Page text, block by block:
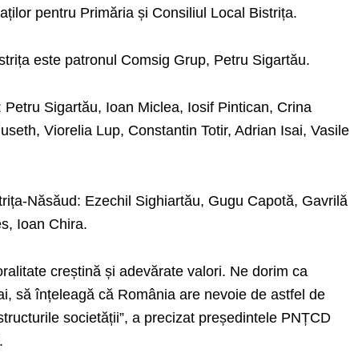
pentru Primăria și Consiliul Local Bistrița.
este patronul Comsig Grup, Petru Sigartău.
Sigartău, Ioan Miclea, Iosif Pintican, Crina
Viorelia Lup, Constantin Totir, Adrian Isai, Vasile
Năsăud: Ezechil Sighiartău, Gugu Capotă, Gavrilă
Ioan Chira.
creștină și adevărate valori. Ne dorim ca
să înțeleagă că România are nevoie de astfel de
societății”, a precizat președintele PNȚCD